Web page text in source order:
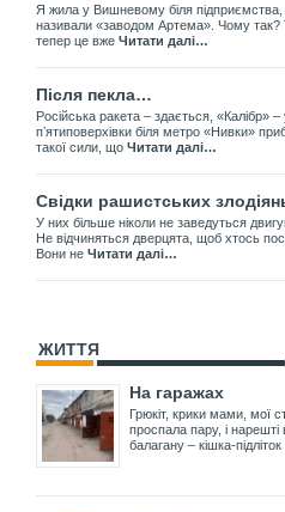
Я жила у Вишневому біля підприємства,
називали «заводом Артема». Чому так?
тепер це вже Читати далі…
Після пекла…
Російська ракета – здається, «Калібр» –
пʼятиповерхівки біля метро «Нивки»
такої сили, що Читати далі…
Свідки рашистських
У них більше ніколи не заведуться
Не відчиняться дверцята, щоб хтось
Вони не Читати далі…
ЖИТТЯ
На гаражах
Грюкіт, крики мами, мої
проспала пару, і
балагану – кішка-